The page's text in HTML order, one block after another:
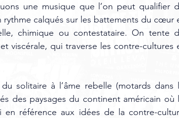
une musique que l’on peut qualifier
rythme calqués sur les battements du cœur
chimique ou contestataire. On tente
viscérale, qui traverse les contre-cultures
solitaire à l’âme rebelle (motards dans
des paysages du continent américain où
en référence aux idées de la contre-